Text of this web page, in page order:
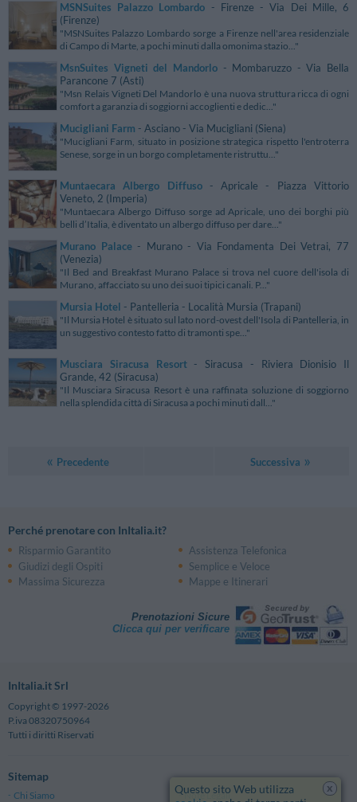
MSNSuites Palazzo Lombardo - Firenze - Via Dei Mille, 6
(Firenze)
"MSNSuites Palazzo Lombardo sorge a Firenze nell'area residenziale
di Campo di Marte, a pochi minuti dalla omonima stazio..."
MsnSuites Vigneti del Mandorlo- Mombaruzzo - Via Bella
Parancone 7 (Asti)
"Msn Relais Vigneti Del Mandorlo è una nuova struttura ricca di ogni
comfort a garanzia di soggiorni accoglienti e dedic..."
Mucigliani Farm - Asciano - Via Mucigliani (Siena)
"Mucigliani Farm, situato in posizione strategica rispetto l'entroterra
Senese, sorge in un borgo completamente ristruttu..."
Muntaecara Albergo Diffuso- Apricale - Piazza Vittorio
Veneto, 2 (Imperia)
"Muntaecara Albergo Diffuso sorge ad Apricale, uno dei borghi più
belli d’Italia, è diventato un albergo diffuso per dare..."
Murano Palace- Murano - Via Fondamenta Dei Vetrai, 77
(Venezia)
"Il Bed and Breakfast Murano Palace si trova nel cuore dell'isola di
Murano, affacciato su uno dei suoi tipici canali. P..."
Mursia Hotel - Pantelleria - Località Mursia (Trapani)
"Il Mursia Hotel è situato sul lato nord-ovest dell'Isola di Pantelleria, in
un suggestivo contesto fatto di tramonti spe..."
Musciara Siracusa Resort- Siracusa - Riviera Dionisio Il
Grande, 42 (Siracusa)
"Il Musciara Siracusa Resort è una raffinata soluzione di soggiorno
nella splendida città di Siracusa a pochi minuti dall..."
Precedente Successiva
Perché prenotare con InItalia.it?
Risparmio Garantito
Assistenza Telefonica
Giudizi degli Ospiti
Semplice e Veloce
Massima Sicurezza
Mappe e Itinerari
Prenotazioni Sicure
Clicca qui per verificare
InItalia.it Srl
Copyright © 1997-2026
P.iva 08320750964
Tutti i diritti Riservati
Sitemap
Chi Siamo Note Legali
x
Questo sito Web utilizza